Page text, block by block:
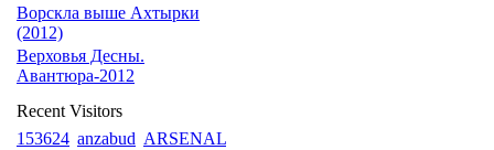
Ворскла выше Ахтырки
(2012)
Верховья Десны.
Авантюра-2012
Recent Visitors
153624 anzabud ARSENAL